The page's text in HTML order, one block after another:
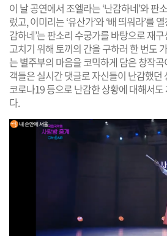
이 날 공연에서 조엘라는 ‘난감하네’와 판
렀고, 이미리는 ‘유산가’와 ‘배 띄워라’를
감하네’는 판소리 수궁가를 바탕으로 재
고치기 위해 토끼의 간을 구하러 한 번도
는 별주부의 마음을 코믹하게 담은 창작곡
객들은 실시간 댓글로 자신들이 난감했던
코로나19 등으로 난감한 상황에 대해서
다.